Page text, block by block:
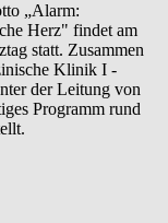
„Alarm:
Herz" findet am
statt. Zusammen
Klinik I -
der Leitung von
Programm rund